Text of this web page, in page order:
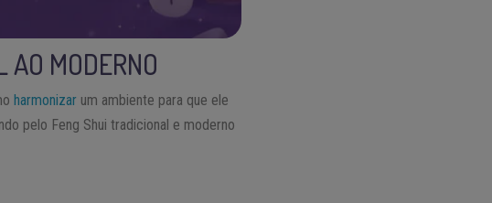
AO MODERNO
harmonizar um ambiente para que ele
pelo Feng Shui tradicional e moderno